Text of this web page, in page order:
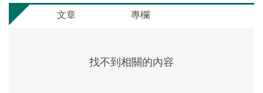
文章 專欄
找不到相關的內容